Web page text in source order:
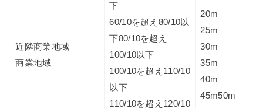
近隣商業地域
商業地域
下
60/10を超え80/10以
下80/10を超え
100/10以下
100/10を超え110/10
以下
110/10を超え120/10
20m
25m
30m
35m
40m
45m50m